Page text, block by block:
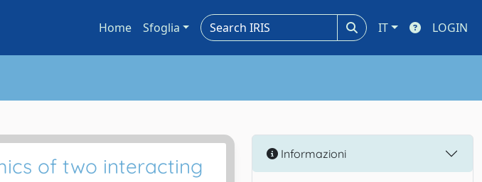
Home Sfoglia IT LOGIN
of two interacting
Informazioni